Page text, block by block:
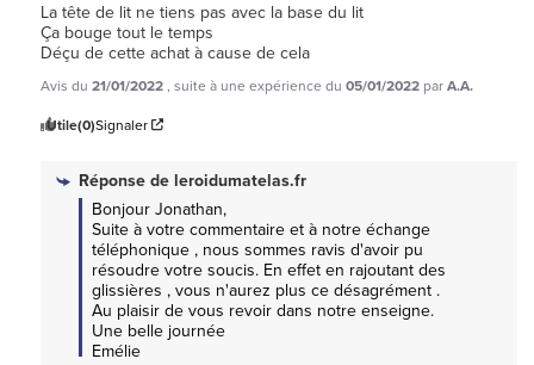
La tête de lit ne tiens pas avec la base du lit
Ça bouge tout le temps
Déçu de cette achat à cause de cela
Avis du 21/01/2022, suite à une expérience du 05/01/2022 parA.A.
Utile(0)Signaler
Réponse deleroidumatelas.fr
Bonjour Jonathan,
Suite à votre commentaire et à notre échange
téléphonique , nous sommes ravis d'avoir pu
résoudre votre soucis. En effet en rajoutant des
glissières , vous n'aurez plus ce désagrément .
Au plaisir de vous revoir dans notre enseigne.
Une belle journée
Emélie